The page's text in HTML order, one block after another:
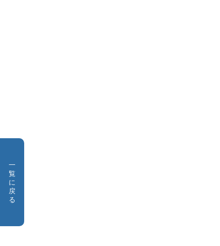
一
覧
に
戻
る